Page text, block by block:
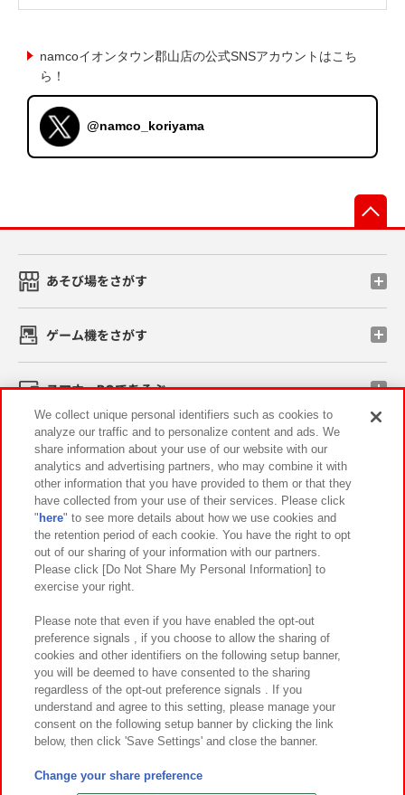
namcoイオンタウン郡山店の公式SNSアカウントはこち
ら！
@namco_koriyama
あそび場をさがす
ゲーム機をさがす
スマホ・PCであそぶ
イベント・キャンペーン
関連会社 サステナビリティ サイトポリシー
プライバシーポリシー ウェブアクセシビリティ方針と検証結果
お取引先さまとともに
カスタマーハラスメント対応方針 よくあるご質問・お問い合わせ
©Bandai Namco Amusement Inc.
©Bandai Namco Amusement Lab Inc.
We collect unique personal identifiers such as cookies to
analyze our traffic and to personalize content and ads. We
share information about your use of our website with our
analytics and advertising partners, who may combine it with
other information that you have provided to them or that they
have collected from your use of their services. Please click
" here" to see more details about how we use cookies and
the retention period of each cookie. You have the right to opt
out of our sharing of your information with our partners.
Please click [Do Not Share My Personal Information] to
exercise your right.
Please note that even if you have enabled the opt-out
preference signals , if you choose to allow the sharing of
cookies and other identifiers on the following setup banner,
you will be deemed to have consented to the sharing
regardless of the opt-out preference signals . If you
understand and agree to this setting, please manage your
consent on the following setup banner by clicking the link
below, then click 'Save Settings' and close the banner.
Change your share preference